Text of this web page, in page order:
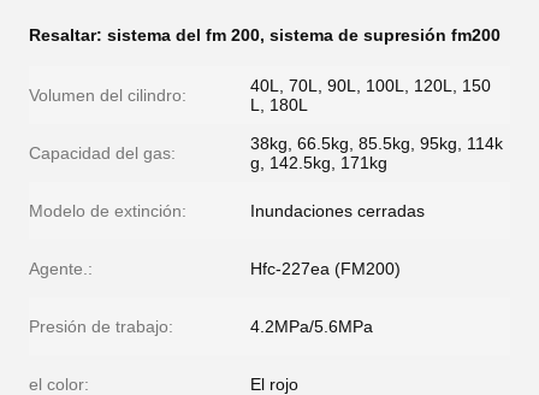
Resaltar: sistema del fm 200, sistema de supresión fm200
Volumen del cilindro:
40L, 70L, 90L, 100L, 120L, 150
L, 180L
Capacidad del gas:
38kg, 66.5kg, 85.5kg, 95kg, 114k
g, 142.5kg, 171kg
Modelo de extinción: Inundaciones cerradas
Agente.: Hfc-227ea (FM200)
Presión de trabajo: 4.2MPa/5.6MPa
el color: El rojo